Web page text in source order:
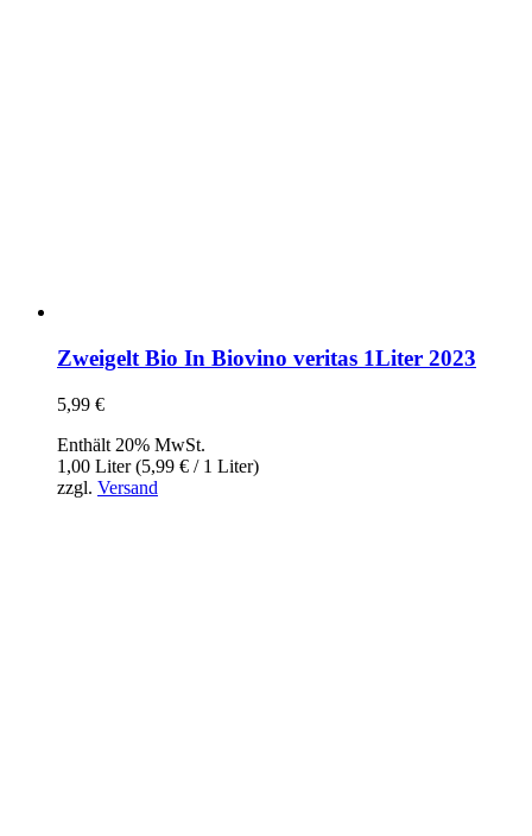
Zweigelt Bio In Biovino veritas 1Liter 2023
5,99 €
Enthält 20% MwSt.
1,00 Liter (5,99 € / 1 Liter)
zzgl. Versand